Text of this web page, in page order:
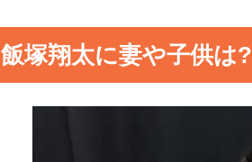
飯塚翔太に妻や子供は?